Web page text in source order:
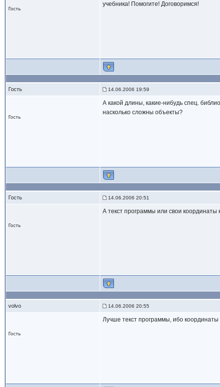
Гость
учебника! Помогите! Договоримся!
Гость 14.06.2006 19:59
Гость
А какой длины, какие-нибудь спец.
насколько сложны объекты?
Гость 14.06.2006 20:51
Гость
А текст программы или свои координаты
volvo 14.06.2006 20:55
Гость
Лучше текст программы, ибо